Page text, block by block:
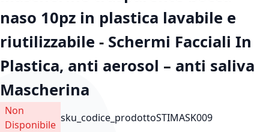
naso 10pz in plastica lavabile e
riutilizzabile - Schermi Facciali In
Plastica, anti aerosol – anti saliva
Mascherina
Non
Disponibile
sku_codice_prodottoSTIMASK009